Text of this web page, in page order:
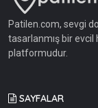
Patilen.com, sevgi
tasarlanmış bir
platformudur.
SAYFALAR